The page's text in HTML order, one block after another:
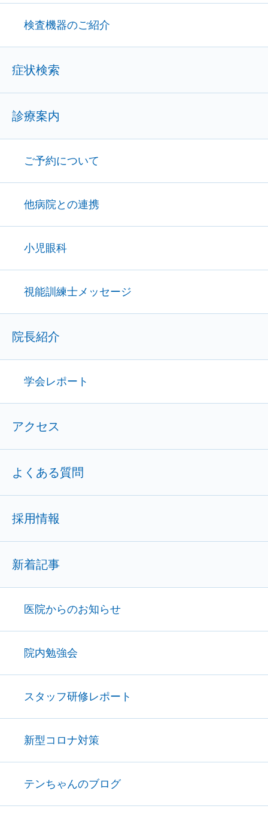
検査機器のご紹介
症状検索
診療案内
ご予約について
他病院との連携
小児眼科
視能訓練士メッセージ
院長紹介
学会レポート
アクセス
よくある質問
採用情報
新着記事
医院からのお知らせ
院内勉強会
スタッフ研修レポート
新型コロナ対策
テンちゃんのブログ